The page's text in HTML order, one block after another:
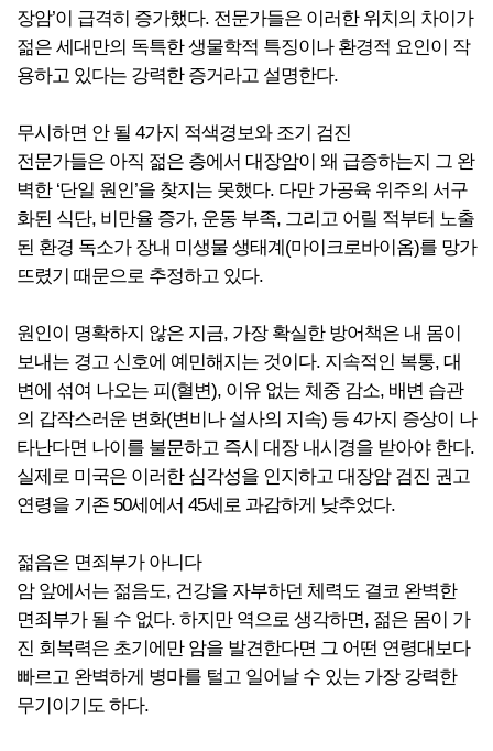
장암’이 급격히 증가했다. 전문가들은 이러한 위치의 차이가
젊은 세대만의 독특한 생물학적 특징이나 환경적 요인이 작
용하고 있다는 강력한 증거라고 설명한다.
무시하면 안 될 4가지 적색경보와 조기 검진
전문가들은 아직 젊은 층에서 대장암이 왜 급증하는지 그 완
벽한 ‘단일 원인’을 찾지는 못했다. 다만 가공육 위주의 서구
화된 식단, 비만율 증가, 운동 부족, 그리고 어릴 적부터 노출
된 환경 독소가 장내 미생물 생태계(마이크로바이옴)를 망가
뜨렸기 때문으로 추정하고 있다.
원인이 명확하지 않은 지금, 가장 확실한 방어책은 내 몸이
보내는 경고 신호에 예민해지는 것이다. 지속적인 복통, 대
변에 섞여 나오는 피(혈변), 이유 없는 체중 감소, 배변 습관
의 갑작스러운 변화(변비나 설사의 지속) 등 4가지 증상이 나
타난다면 나이를 불문하고 즉시 대장 내시경을 받아야 한다.
실제로 미국은 이러한 심각성을 인지하고 대장암 검진 권고
연령을 기존 50세에서 45세로 과감하게 낮추었다.
젊음은 면죄부가 아니다
암 앞에서는 젊음도, 건강을 자부하던 체력도 결코 완벽한
면죄부가 될 수 없다. 하지만 역으로 생각하면, 젊은 몸이 가
진 회복력은 초기에만 암을 발견한다면 그 어떤 연령대보다
빠르고 완벽하게 병마를 털고 일어날 수 있는 가장 강력한
무기이기도 하다.